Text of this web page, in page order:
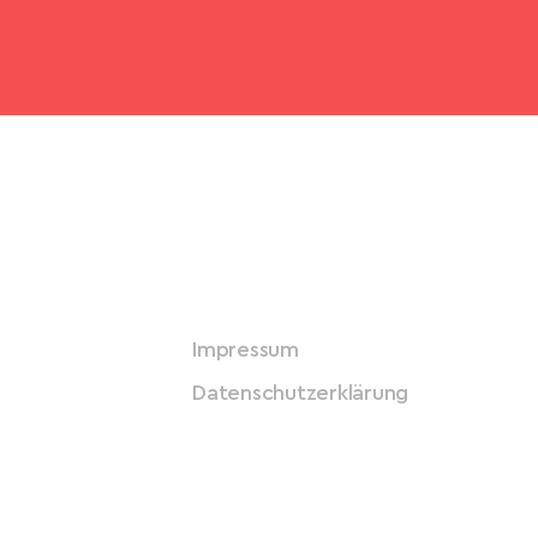
Impressum
Datenschutzerklärung